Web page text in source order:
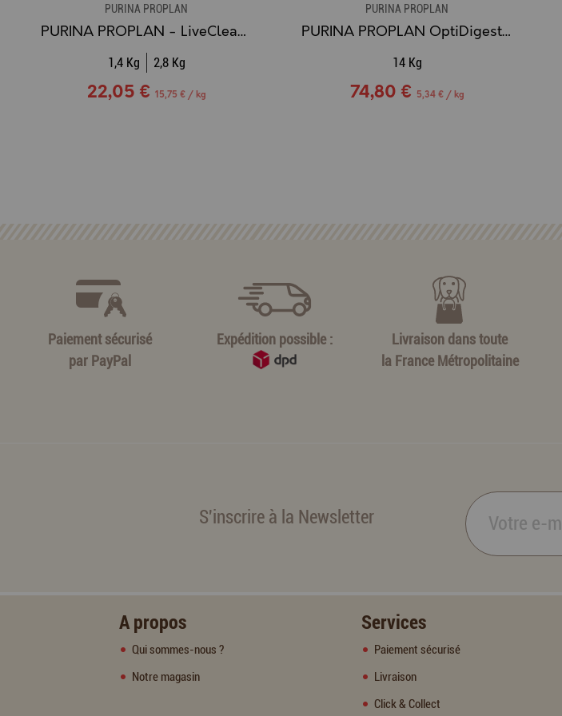
PURINA PROPLAN
PURINA PROPLAN - LiveClear Adult Dinde
1,4 Kg 2,8 Kg
22,05 € 15,75 € / kg
PURINA PROPLAN
PURINA PROPLAN OptiDigest - Large Adult Robust Sensitive Digestion
14 Kg
74,80 € 5,34 € / kg
Paiement sécurisé
par PayPal
Expédition possible :
Livraison dans toute
la France Métropolitaine
S'inscrire à la Newsletter
A propos
Qui sommes-nous ?
Notre magasin
Services
Paiement sécurisé
Livraison
Click & Collect